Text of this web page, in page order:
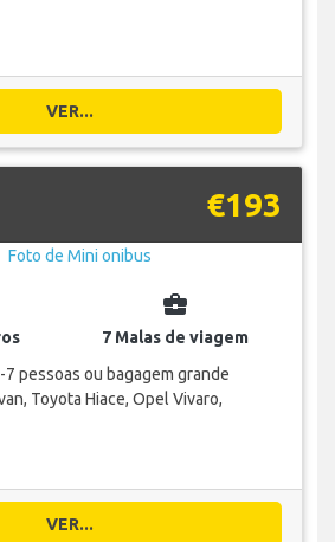
VER...
€193
business_center
7 Malas de viagem
7 pessoas ou bagagem grande
Toyota Hiace, Opel Vivaro,
VER...